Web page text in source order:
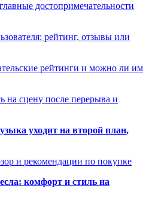
достопримечательности
рейтинг, отзывы или
рейтинги и можно ли им
на сцену после перерыва и
уходит на второй план,
и рекомендации по покупке
комфорт и стиль на